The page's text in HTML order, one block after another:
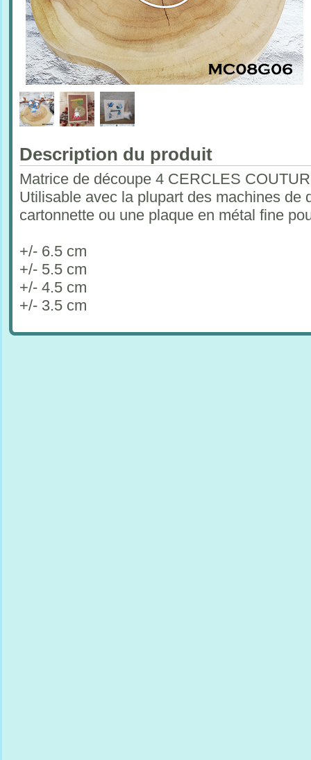
Description du produit
Matrice de découpe 4 CERCLES
Utilisable avec la plupart des machines de
cartonnette ou une plaque en métal fine
+/- 6.5 cm
+/- 5.5 cm
+/- 4.5 cm
+/- 3.5 cm